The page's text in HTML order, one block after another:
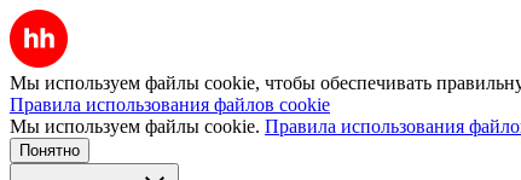
Мы используем файлы cookie, чтобы обеспечивать
Правила использования файлов cookie
Мы используем файлы cookie. Правила использования
Понятно